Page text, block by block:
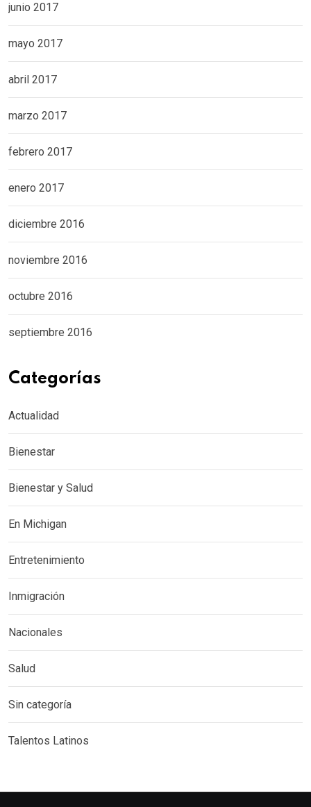
junio 2017
mayo 2017
abril 2017
marzo 2017
febrero 2017
enero 2017
diciembre 2016
noviembre 2016
octubre 2016
septiembre 2016
Categorías
Actualidad
Bienestar
Bienestar y Salud
En Michigan
Entretenimiento
Inmigración
Nacionales
Salud
Sin categoría
Talentos Latinos